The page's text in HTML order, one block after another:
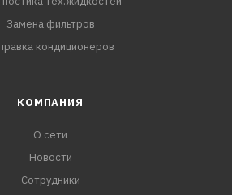
Замена фильтров
кондиционеров
КОМПАНИЯ
О сети
Новости
Сотрудники